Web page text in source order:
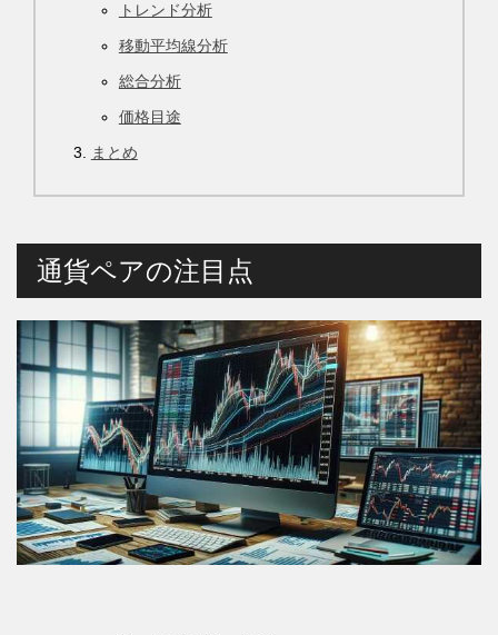
トレンド分析
移動平均線分析
総合分析
価格目途
まとめ
通貨ペアの注目点